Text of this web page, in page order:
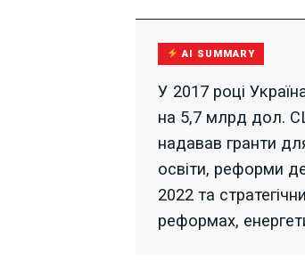
AI SUMMARY
У 2017 році
на 5,7 млрд дол.
надавав гранти
освіти, реформи
2022 та
реформах,